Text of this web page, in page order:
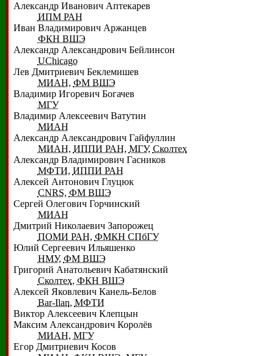
Александр Иванович Аптекарев
ИПМ РАН
Иван Владимирович Аржанцев
ФКН ВШЭ
Александр Александрович Бейлинсон
UChicago
Лев Дмитриевич Беклемишев
МИАН, ФМ ВШЭ
Владимир Игоревич Богачев
МГУ
Владимир Алексеевич Ватутин
МИАН
Александр Александрович Гайфуллин
МИАН, ИППИ РАН, МГУ, Сколтех
Александр Владимирович Гасников
МФТИ, ИППИ РАН
Алексей Антонович Глуцюк
CNRS, ФМ ВШЭ
Сергей Олегович Горчинский
МИАН
Дмитрий Николаевич Запорожец
ПОМИ РАН, ФМКН СПбГУ
Юлий Сергеевич Ильяшенко
НМУ, ФМ ВШЭ
Григорий Анатольевич Кабатянский
Сколтех, ФКН ВШЭ
Алексей Яковлевич Канель-Белов
Bar-Ilan, МФТИ
Виктор Алексеевич Клепцын
Максим Александрович Королёв
МИАН, МГУ
Егор Дмитриевич Косов